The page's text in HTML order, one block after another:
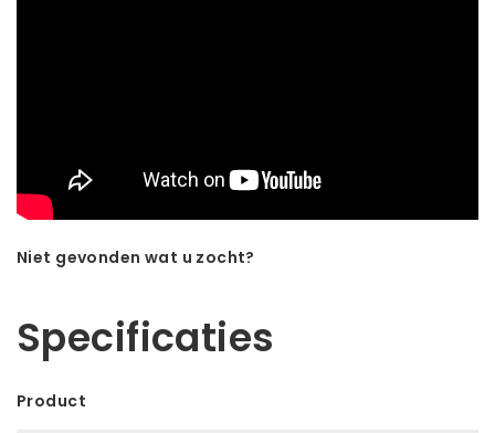
Niet gevonden wat u zocht?
Specificaties
Product